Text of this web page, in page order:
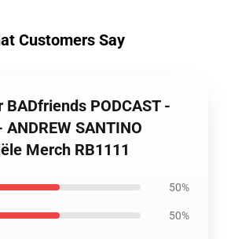
Customers Say
PODCAST -
ANDREW SANTINO
Merch RB1111
50%
50%